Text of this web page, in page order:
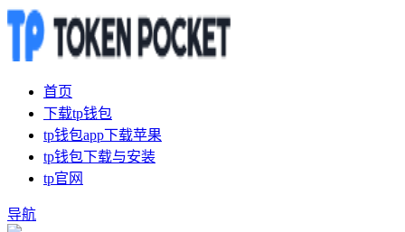
首页
下载tp钱包
tp钱包app下载苹果
tp钱包下载与安装
tp官网
导航